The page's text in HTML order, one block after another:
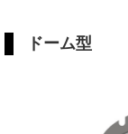
ドーム型